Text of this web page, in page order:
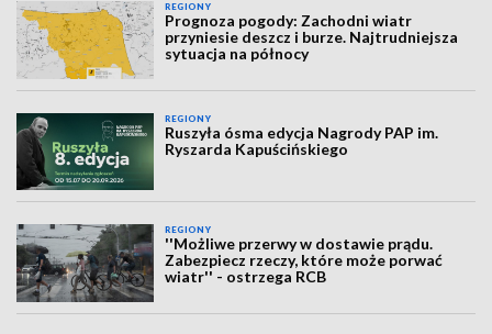
REGIONY
Prognoza pogody: Zachodni wiatr
przyniesie deszcz i burze. Najtrudniejsza
sytuacja na północy
REGIONY
Ruszyła ósma edycja Nagrody PAP im.
Ryszarda Kapuścińskiego
REGIONY
''Możliwe przerwy w dostawie prądu.
Zabezpiecz rzeczy, które może porwać
wiatr'' - ostrzega RCB